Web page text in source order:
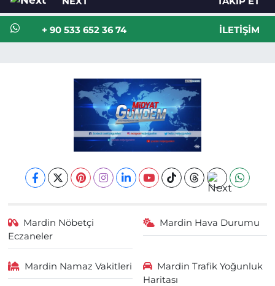
+ 90 533 652 36 74 İLETIŞIM
Mardin Nöbetçi
Eczaneler
Mardin Hava Durumu
Mardin Namaz Vakitleri
Mardin Trafik Yoğunluk
Haritası